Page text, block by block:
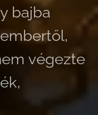
bajba
végezte